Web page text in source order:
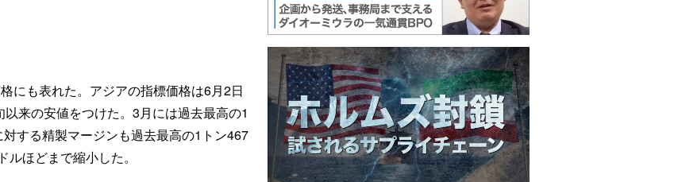
にも表れた。アジアの指標価格は6月2日
来の安値をつけた。3月には過去最高の1
する精製マージンも過去最高の1トン467
ほどまで縮小した。